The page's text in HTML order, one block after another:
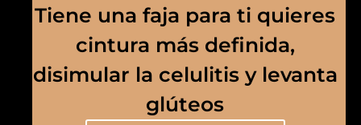
Tiene una faja para ti quieres
cintura más definida,
disimular la celulitis y levanta
glúteos